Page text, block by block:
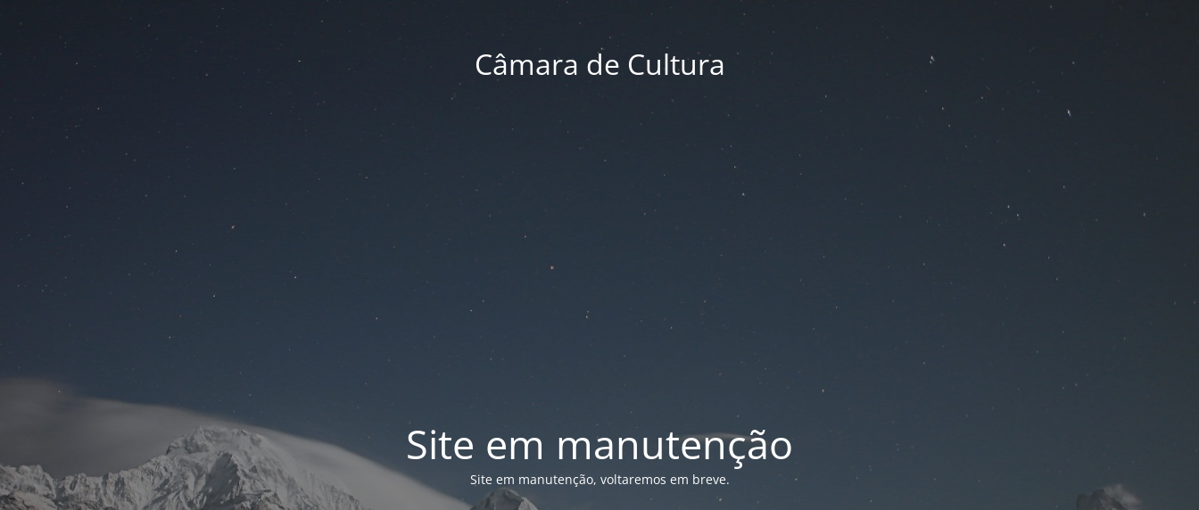
Câmara de Cultura
Site em manutenção
Site em manutenção, voltaremos em breve.